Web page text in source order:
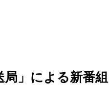
局」による新番